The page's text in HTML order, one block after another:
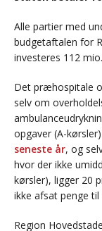
Alle partier med
budgetaftalen for
investeres 112
Det præhospitale
selv om
opgaver (A-
seneste år, og
hvor der ikke
kørsler), ligger 20
ikke afsat penge
Region